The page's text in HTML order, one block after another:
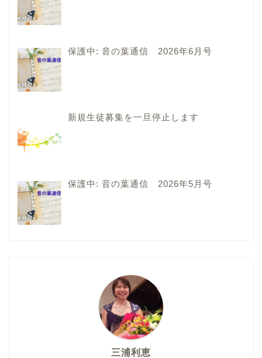
保護中: 音の葉通信 2026年6月号
新規生徒募集を一旦停止します
保護中: 音の葉通信 2026年5月号
三浦利恵